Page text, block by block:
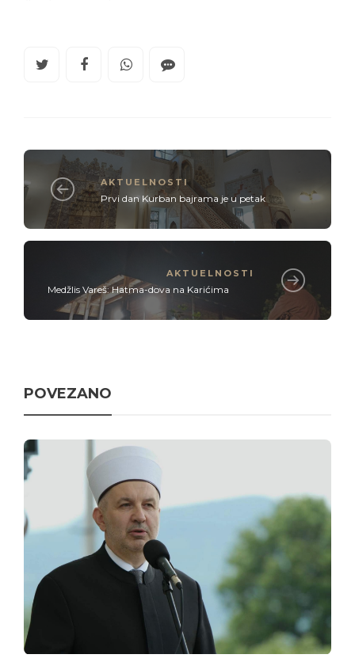
AKTUELNOSTI
Prvi dan Kurban bajrama je u petak
AKTUELNOSTI
Medžlis Vareš: Hatma-dova na Karićima
POVEZANO